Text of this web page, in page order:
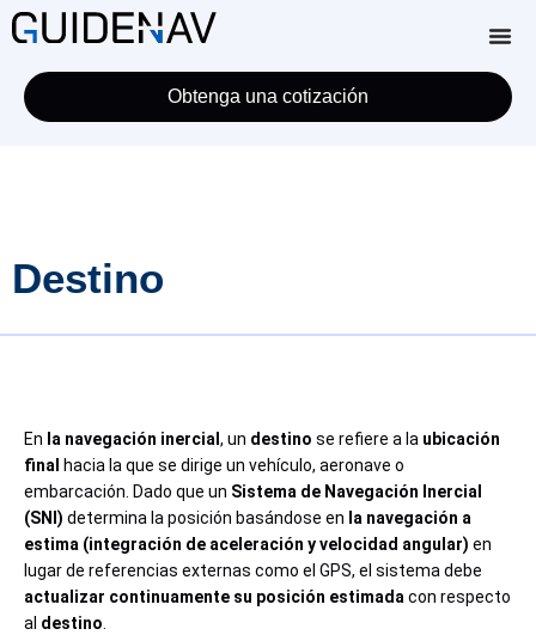
Obtenga una cotización
Destino
En la navegación inercial , un destino se refiere a la ubicación
final
hacia la que se dirige un vehículo, aeronave o
embarcación. Dado que un Sistema de Navegación Inercial
(SNI) determina la posición basándose en la navegación a
estima (integración de aceleración y velocidad angular) en
lugar de referencias externas como el GPS, el sistema debe
actualizar continuamente su posición estimada con respecto
al destino